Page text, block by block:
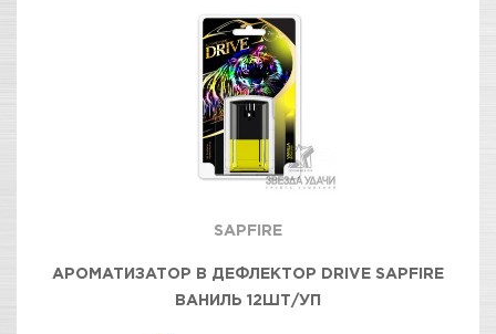
SAPFIRE
АРОМАТИЗАТОР В ДЕФЛЕКТОР DRIVE SAPFIRE
ВАНИЛЬ 12ШТ/УП